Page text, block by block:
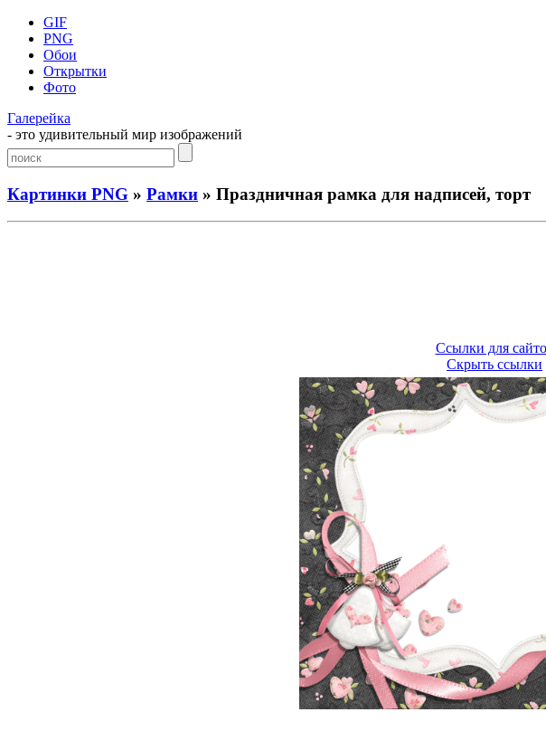
GIF
PNG
Обои
Открытки
Фото
Галерейка
- это удивительный мир изображений
Картинки PNG » Рамки » Праздничная рамка для надписей, торт
Ссылки для
Скрыть ссылки